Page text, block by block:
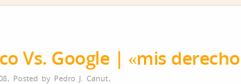
Vs. Google | «mis
, Posted by Pedro J. Canut,